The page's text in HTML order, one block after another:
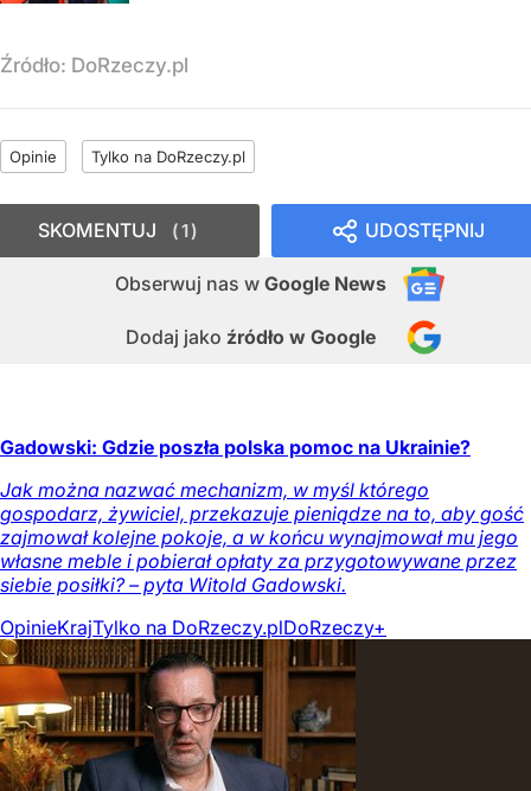
Źródło: DoRzeczy.pl
Opinie Tylko na DoRzeczy.pl
UDOSTĘPNIJ
Obserwuj nas w Google News
Dodaj jako źródło w Google
SKOMENTUJ 1
Gadowski: Gdzie poszła polska pomoc na Ukrainie?
Jak można nazwać mechanizm, w myśl którego
gospodarz, żywiciel, przekazuje pieniądze na to, aby gość
zajmował kolejne pokoje, a w końcu wynajmował mu jego
własne meble i pobierał opłaty za przygotowywane przez
siebie posiłki? – pyta Witold Gadowski.
OpinieKrajTylko na DoRzeczy.plDoRzeczy+